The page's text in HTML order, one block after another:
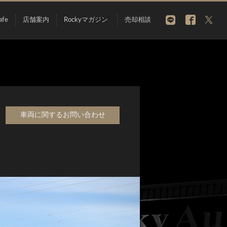
店舗案内 Rockyマガジン 売却相談
車両に関するお問い合わせ